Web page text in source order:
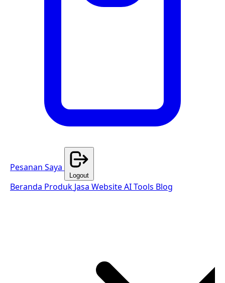
Pesanan Saya
Logout
Beranda Produk Jasa WebsiteAI Tools Blog